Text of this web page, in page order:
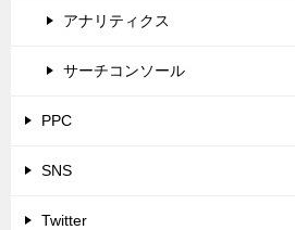
アナリティクス
サーチコンソール
PPC
SNS
Twitter